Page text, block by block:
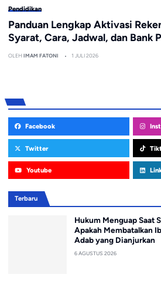
Pendidikan
Panduan Lengkap Aktivasi
Syarat, Cara, Jadwal, dan Bank
OLEH IMAM FATONI 1 JULI 2026
Facebook
Twitter
Youtube
Terbaru
Hukum Menguap Saat
Apakah Membatalkan
Adab yang Dianjurkan
6 AGUSTUS 2026